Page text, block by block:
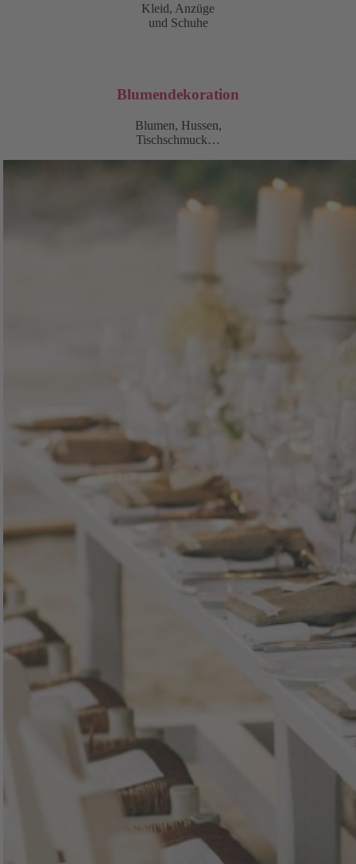
Kleid, Anzüge
und Schuhe
Blumendekoration
Blumen, Hussen,
Tischschmuck…